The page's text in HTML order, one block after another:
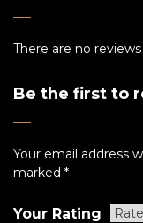
There are no
Be the first to
Your email address
marked *
Your Rating